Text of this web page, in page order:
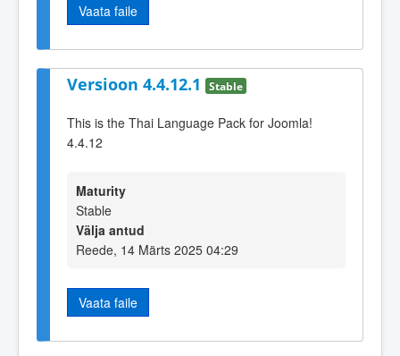
Vaata faile
Versioon 4.4.12.1 Stable
This is the Thai Language Pack for Joomla!
4.4.12
Maturity
Stable
Välja antud
Reede, 14 Märts 2025 04:29
Vaata faile